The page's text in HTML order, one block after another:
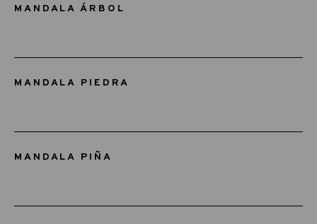
MANDALA ÁRBOL
MANDALA PIEDRA
MANDALA PIÑA